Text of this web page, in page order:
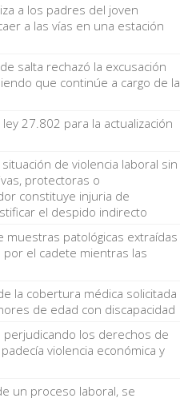
a los padres del joven
a las vías en una estación
salta rechazó la excusación
que continúe a cargo de la
27.802 para la actualización
de violencia laboral sin
protectoras o
constituye injuria de
el despido indirecto
muestras patológicas extraídas
el cadete mientras las
la cobertura médica solicitada
de edad con discapacidad
perjudicando los derechos de
violencia económica y
un proceso laboral, se